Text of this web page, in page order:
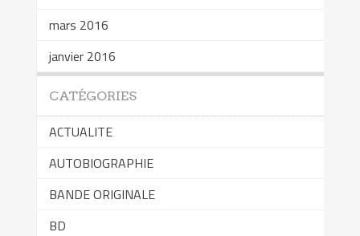
mars 2016
janvier 2016
CATÉGORIES
ACTUALITE
AUTOBIOGRAPHIE
BANDE ORIGINALE
BD